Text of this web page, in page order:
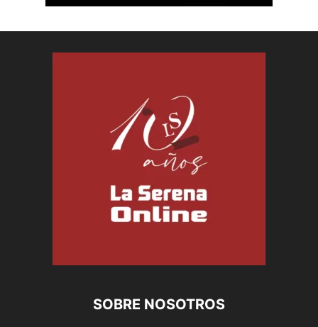
SOBRE NOSOTROS